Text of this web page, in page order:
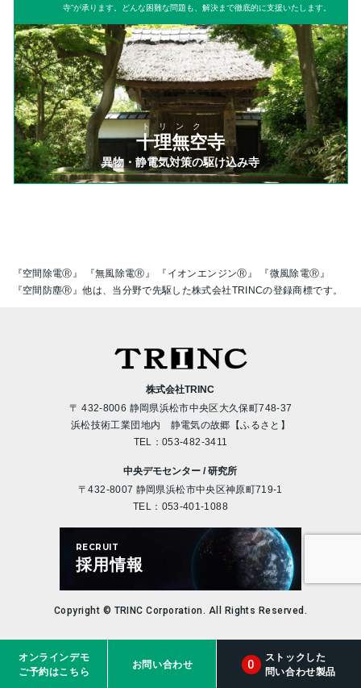
オンラインデモ
ご予約はこちら
お問い合わせ 0
ストックした
問い合わせ製品
寺”が承ります。どんな困難な問題も、解決まで徹底的に支援いたします。
十理無空寺
トリンク
異物・静電気対策の駆け込み寺
『空間除電Ⓡ』 『無風除電Ⓡ』 『イオンエンジンⓇ』 『微風除電Ⓡ』
『空間防塵Ⓡ』他は、当分野で先駆した株式会社TRINCの登録商標です。
株式会社TRINC
〒 432-8006 静岡県浜松市中央区大久保町748-37
浜松技術工業団地内 静電気の故郷【ふるさと】
TEL：053-482-3411
中央デモセンター / 研究所
〒432-8007 静岡県浜松市中央区神原町719-1
TEL： 053-401-1088
RECRUIT
採用情報
Copyright © TRINC Corporation. All Rights Reserved.